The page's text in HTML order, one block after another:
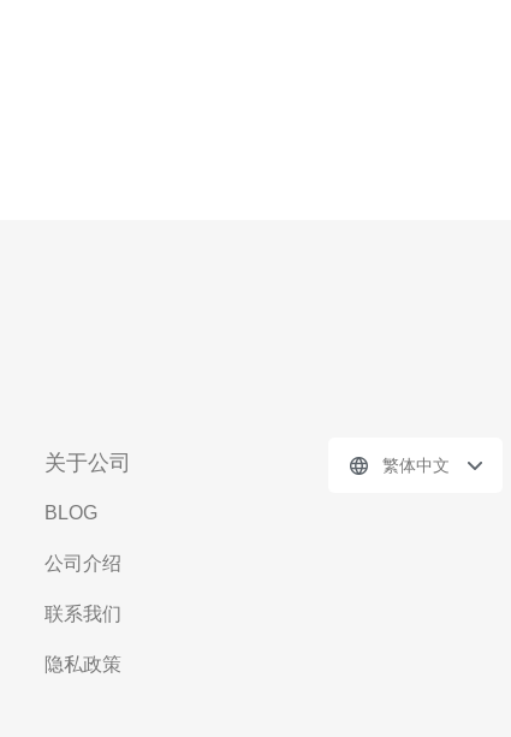
关于公司
BLOG
公司介绍
联系我们
隐私政策
繁体中文